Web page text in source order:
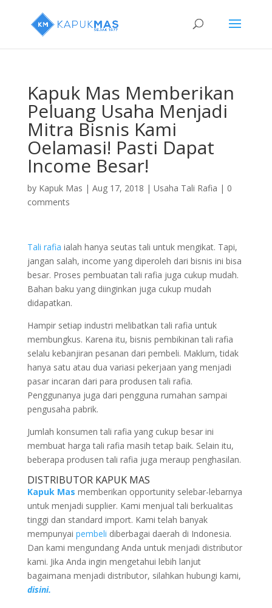
Kapuk Mas Memberikan
Peluang Usaha Menjadi
Mitra Bisnis Kami
Oelamasi! Pasti Dapat
Income Besar!
by Kapuk Mas | Aug 17, 2018 | Usaha Tali Rafia | 0
comments
Tali rafia ialah hanya seutas tali untuk mengikat. Tapi,
jangan salah, income yang diperoleh dari bisnis ini bisa
besar. Proses pembuatan tali rafia juga cukup mudah.
Bahan baku yang diinginkan juga cukup mudah
didapatkan.
Hampir setiap industri melibatkan tali rafia untuk
membungkus. Karena itu, bisnis pembikinan tali rafia
selalu kebanjiran pesanan dari pembeli. Maklum, tidak
hanya satu atau dua variasi pekerjaan yang menjadi
pasar incaran dari para produsen tali rafia.
Penggunanya juga dari pengguna rumahan sampai
pengusaha pabrik.
Jumlah konsumen tali rafia yang cukup besar ini
membuat harga tali rafia masih tetap baik. Selain itu,
beberapa produsen tali rafia juga meraup penghasilan.
DISTRIBUTOR KAPUK MAS
Kapuk Mas memberikan opportunity selebar-lebarnya
untuk menjadi supplier. Kami menjual tali berkualitas
tinggi dan standard import. Kami telah banyak
mempunyai pembeli diberbagai daerah di Indonesia.
Dan kami mengundang Anda untuk menjadi distributor
kami. Jika Anda ingin mengetahui lebih lanjut
bagaimana menjadi distributor, silahkan hubungi kami,
disini.